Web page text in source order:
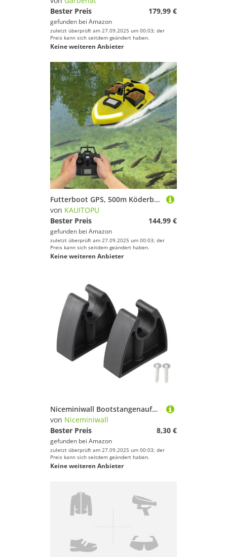
Bester Preis
179,99 €
gefunden bei Amazon
zuletzt überprüft am 27.09.2025 um 00:03; der
Preis kann sich seitdem geändert haben.
Keine weiteren Anbieter
Futterboot GPS, 500m Köderboot mit 12000mAh Lithium-Akku GPS-Positionierungssystem Suchscheinwerfer Fernsteuerung, Angelköder-Boot RC Boot Fischköder Boot
von KAUITOPU
Bester Preis
144,99 €
gefunden bei Amazon
zuletzt überprüft am 27.09.2025 um 00:03; der
Preis kann sich seitdem geändert haben.
Keine weiteren Anbieter
Niceminiwall Bootstangenaufbewahrungsclips 2er Set, Marine Light Pole Halter und Halterungsklemme, ABS Kunststoff Befestigungsclip Kompatibel mit für Yachtlicht, Suchscheinwerfer o
von Niceminiwall
Bester Preis
8,30 €
gefunden bei Amazon
zuletzt überprüft am 27.09.2025 um 00:03; der
Preis kann sich seitdem geändert haben.
Keine weiteren Anbieter